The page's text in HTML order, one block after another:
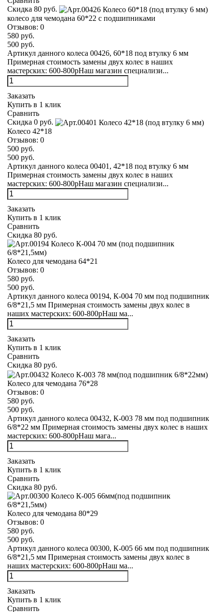
Скидка 80 руб.
колесо для чемодана 60*22 с подшипниками
Отзывов: 0
580 руб.
500 руб.
Артикул данного колеса 00426, 60*18 под втулку 6 мм
Примерная стоимость замены двух колес в наших
мастерских: 600-800рНаш магазин специализи...
Заказать
Купить в 1 клик
Сравнить
Скидка 0 руб.
Колесо 42*18
Отзывов: 0
500 руб.
500 руб.
Артикул данного колеса 00401, 42*18 под втулку 6 мм
Примерная стоимость замены двух колес в наших
мастерских: 600-800рНаш магазин специализи...
Заказать
Купить в 1 клик
Сравнить
Скидка 80 руб.
Колесо для чемодана 64*21
Отзывов: 0
580 руб.
500 руб.
Артикул данного колеса 00194, К-004 70 мм под подшипник
6/8*21,5 мм Примерная стоимость замены двух колес в
наших мастерских: 600-800рНаш ма...
Заказать
Купить в 1 клик
Сравнить
Скидка 80 руб.
Колесо для чемодана 76*28
Отзывов: 0
580 руб.
500 руб.
Артикул данного колеса 00432, К-003 78 мм под подшипник
6/8*22 мм Примерная стоимость замены двух колес в наших
мастерских: 600-800рНаш мага...
Заказать
Купить в 1 клик
Сравнить
Скидка 80 руб.
Колесо для чемодана 80*29
Отзывов: 0
580 руб.
500 руб.
Артикул данного колеса 00300, К-005 66 мм под подшипник
6/8*21,5 мм Примерная стоимость замены двух колес в
наших мастерских: 600-800рНаш ма...
Заказать
Купить в 1 клик
Сравнить